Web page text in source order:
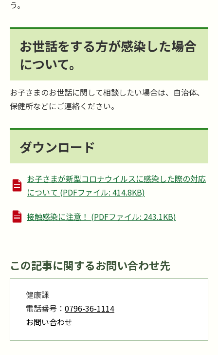
う。
お世話をする方が感染した場合
について。
お子さまのお世話に関して相談したい場合は、自治体、
保健所などにご連絡ください。
ダウンロード
お子さまが新型コロナウイルスに感染した際の対応
について (PDFファイル: 414.8KB)
接触感染に注意！ (PDFファイル: 243.1KB)
この記事に関するお問い合わせ先
健康課
電話番号： 0796-36-1114
お問い合わせ